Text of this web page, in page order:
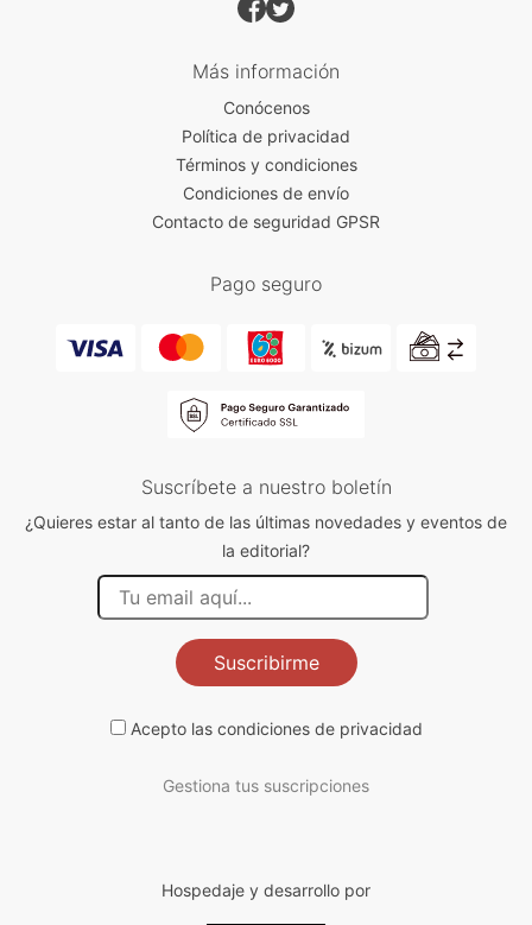
Más información
Conócenos
Política de privacidad
Términos y condiciones
Condiciones de envío
Contacto de seguridad GPSR
Pago seguro
Suscríbete a nuestro boletín
¿Quieres estar al tanto de las últimas novedades y eventos de
la editorial?
Suscribirme
Acepto las condiciones de privacidad
Gestiona tus suscripciones
Hospedaje y desarrollo por